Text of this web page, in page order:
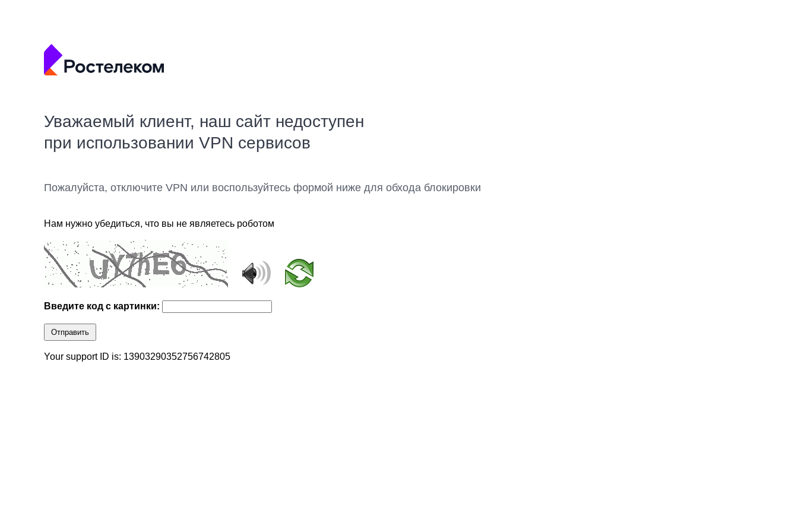
Уважаемый клиент, наш сайт недоступен
при использовании VPN сервисов
Пожалуйста, отключите VPN или воспользуйтесь формой ниже для обхода блокировки
Нам нужно убедиться, что вы не являетесь роботом
Введите код с картинки:
Отправить
Your support ID is: 13903290352756742805